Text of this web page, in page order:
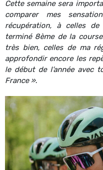
Cette semaine sera
comparer mes
récupération, à celles de
terminé 8ème de la
très bien, celles de ma
approfondir encore les
le début de l’année avec
France ».